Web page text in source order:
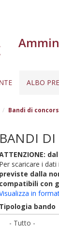
ALBO
Bandi di
BANDI DI
Per scaricare i
previste dalla
compatibili con
in
Tipologia bando
- Tutto -